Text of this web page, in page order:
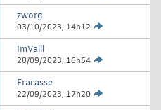
zworg
03/10/2023, 14h12
ImValll
28/09/2023, 16h54
Fracasse
22/09/2023, 17h20